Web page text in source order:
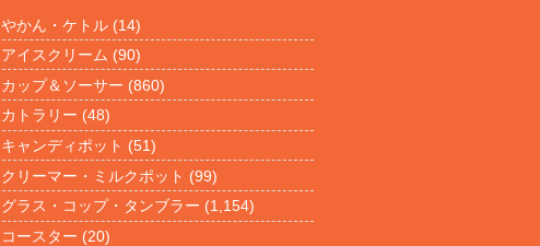
やかん・ケトル (14)
アイスクリーム (90)
カップ＆ソーサー (860)
カトラリー (48)
キャンディポット (51)
クリーマー・ミルクポット (99)
グラス・コップ・タンブラー (1,154)
コースター (20)